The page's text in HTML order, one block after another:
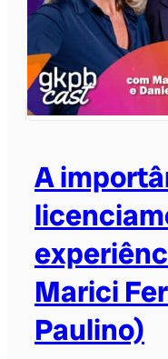
A
Marici
Paulino)